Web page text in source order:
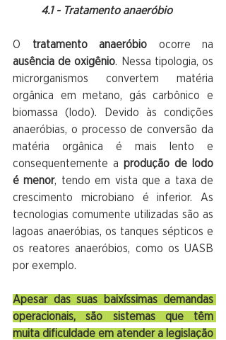
4.1 - Tratamento anaeróbio
O tratamento anaeróbio
ausência de oxigênio. Nessa tipologia, os
microrganismos convertem matéria
orgânica em metano, gás carbônico e
biomassa (lodo). Devido às condições
anaeróbias, o processo de conversão da
matéria orgânica é mais lento e
consequentemente a produção de lodo
é menor, tendo em vista que a taxa de
crescimento microbiano é inferior. As
tecnologias comumente utilizadas são as
lagoas anaeróbias, os tanques sépticos e
os reatores anaeróbios, como os UASB
por exemplo.
Apesar das suas baixíssimas demandas
operacionais, são sistemas que têm
muita dificuldade em atender a legislação